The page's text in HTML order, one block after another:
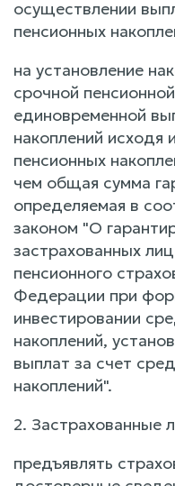
осуществлении
пенсионных
на установление
срочной
единовременной
накоплений исходя
пенсионных
чем общая сумма
определяемая в
законом "О
застрахованных
пенсионного
Федерации при
инвестировании
накоплений,
выплат за счет
накоплений".
2. Застрахованные
предъявлять